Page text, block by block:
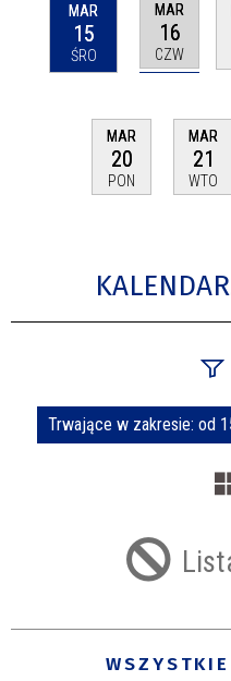
MAR
15
ŚRO
MAR
16
CZW
MAR
20
PON
MAR
21
WTO
Szukana fraza
Trwające w zakresie: od